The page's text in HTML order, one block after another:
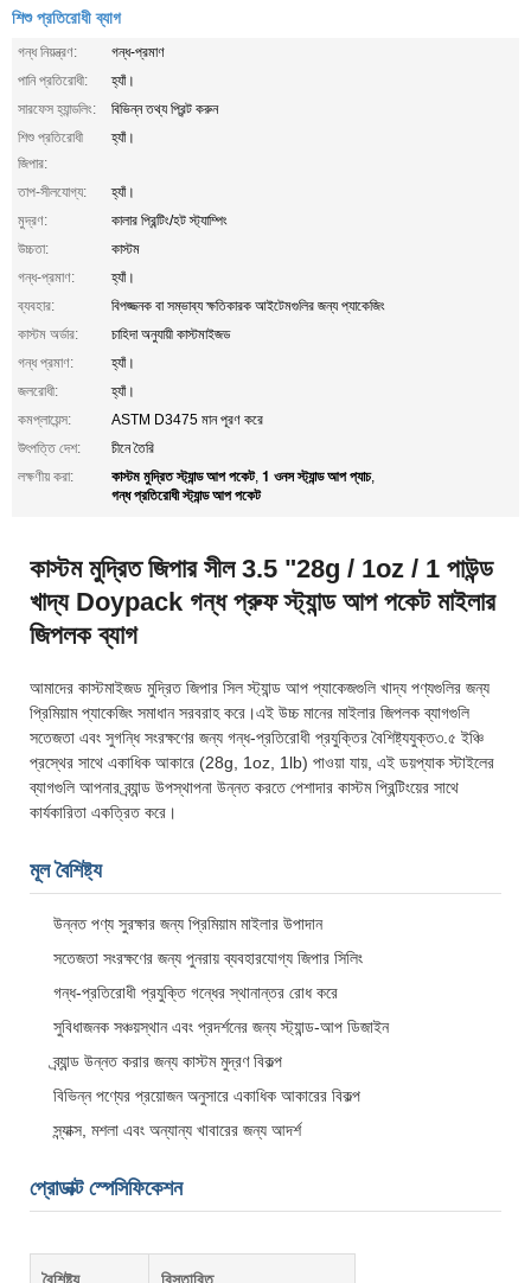
শিশু প্রতিরোধী ব্যাগ
গন্ধ নিয়ন্ত্রণ:
গন্ধ-প্রমাণ
পানি প্রতিরোধী:
হ্যাঁ।
সারফেস হ্যান্ডলিং:
বিভিন্ন তথ্য প্রিন্ট করুন
শিশু প্রতিরোধী
জিপার:
হ্যাঁ।
তাপ-সীলযোগ্য:
হ্যাঁ।
মুদ্রণ:
কালার প্রিন্টিং/হট স্ট্যাম্পিং
উচ্চতা:
কাস্টম
গন্ধ-প্রমাণ:
হ্যাঁ।
ব্যবহার:
বিপজ্জনক বা সম্ভাব্য ক্ষতিকারক আইটেমগুলির জন্য প্যাকেজিং
কাস্টম অর্ডার:
চাহিদা অনুযায়ী কাস্টমাইজড
গন্ধ প্রমাণ:
হ্যাঁ।
জলরোধী:
হ্যাঁ।
কমপ্লায়েন্স:
ASTM D3475 মান পূরণ করে
উৎপত্তি দেশ:
চীনে তৈরি
লক্ষণীয় করা:
কাস্টম মুদ্রিত স্ট্যান্ড আপ পকেট, 1 ওনস স্ট্যান্ড আপ প্যাচ,
গন্ধ প্রতিরোধী স্ট্যান্ড আপ পকেট
কাস্টম মুদ্রিত জিপার সীল 3.5 "28g / 1oz / 1 পাউন্ড
খাদ্য Doypack গন্ধ প্রুফ স্ট্যান্ড আপ পকেট মাইলার
জিপলক ব্যাগ
আমাদের কাস্টমাইজড মুদ্রিত জিপার সিল স্ট্যান্ড আপ প্যাকেজগুলি খাদ্য পণ্যগুলির জন্য
প্রিমিয়াম প্যাকেজিং সমাধান সরবরাহ করে।এই উচ্চ মানের মাইলার জিপলক ব্যাগগুলি
সতেজতা এবং সুগন্ধি সংরক্ষণের জন্য গন্ধ-প্রতিরোধী প্রযুক্তির বৈশিষ্ট্যযুক্ত৩.৫ ইঞ্চি
প্রস্থের সাথে একাধিক আকারে (28g, 1oz, 1lb) পাওয়া যায়, এই ডয়প্যাক স্টাইলের
ব্যাগগুলি আপনার ব্র্যান্ড উপস্থাপনা উন্নত করতে পেশাদার কাস্টম প্রিন্টিংয়ের সাথে
কার্যকারিতা একত্রিত করে।
মূল বৈশিষ্ট্য
উন্নত পণ্য সুরক্ষার জন্য প্রিমিয়াম মাইলার উপাদান
সতেজতা সংরক্ষণের জন্য পুনরায় ব্যবহারযোগ্য জিপার সিলিং
গন্ধ-প্রতিরোধী প্রযুক্তি গন্ধের স্থানান্তর রোধ করে
সুবিধাজনক সঞ্চয়স্থান এবং প্রদর্শনের জন্য স্ট্যান্ড-আপ ডিজাইন
ব্র্যান্ড উন্নত করার জন্য কাস্টম মুদ্রণ বিকল্প
বিভিন্ন পণ্যের প্রয়োজন অনুসারে একাধিক আকারের বিকল্প
স্ন্যাক্স, মশলা এবং অন্যান্য খাবারের জন্য আদর্শ
প্রোডাক্ট স্পেসিফিকেশন